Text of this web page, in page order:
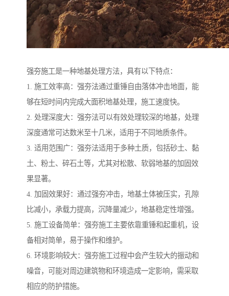
强夯施工是一种地基处理方法，具有以下特点：
1. 施工效率高：强夯法通过重锤自由落体冲击地面，能
够在短时间内完成大面积地基处理，施工速度快。
2. 处理深度大：强夯法可以有效处理较深的地基，处理
深度通常可达数米至十几米，适用于不同地质条件。
3. 适用范围广：强夯法适用于多种土质，包括砂土、黏
土、粉土、碎石土等，尤其对松散、软弱地基的加固效
果显著。
4. 加固效果好：通过强夯冲击，地基土体被压实，孔隙
比减小，承载力提高，沉降量减少，地基稳定性增强。
5. 施工设备简单：强夯施工主要依靠重锤和起重机，设
备相对简单，易于操作和维护。
6. 环境影响较大：强夯施工过程中会产生较大的振动和
噪音，可能对周边建筑物和环境造成一定影响，需采取
相应的防护措施。